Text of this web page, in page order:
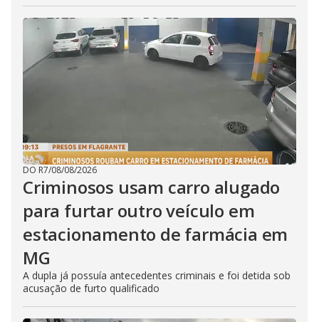
DO R7/08/08/2026
Criminosos usam carro alugado
para furtar outro veículo em
estacionamento de farmácia em
MG
A dupla já possuía antecedentes criminais e foi detida sob
acusação de furto qualificado